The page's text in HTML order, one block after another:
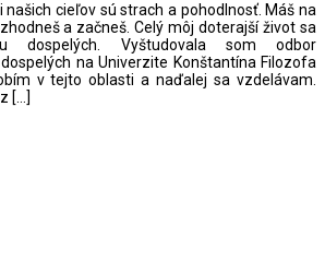
našich cieľov sú strach a pohodlnosť. Máš na
a začneš. Celý môj doterajší život sa
dospelých. Vyštudovala som odbor
na Univerzite Konštantína Filozofa
v tejto oblasti a naďalej sa vzdelávam.
[…]